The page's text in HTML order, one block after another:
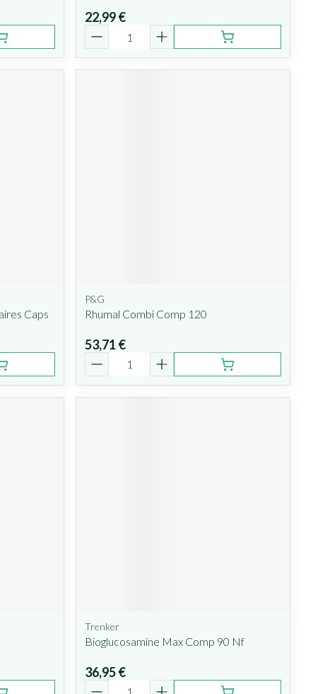
22,99 €
Quantité
Caps
P&G
Rhumal Combi Comp 120
53,71 €
Quantité
Trenker
Bioglucosamine Max Comp 90 Nf
36,95 €
Quantité